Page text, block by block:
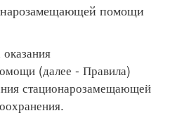
помощи
(далее - Правила)
стационарозамещающей